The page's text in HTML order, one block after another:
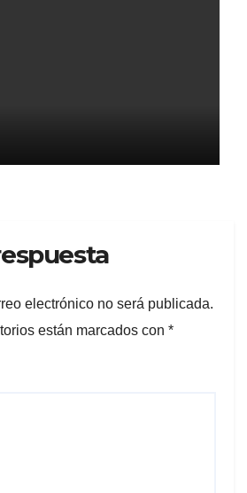
electrónico no será publicada.
están marcados con *